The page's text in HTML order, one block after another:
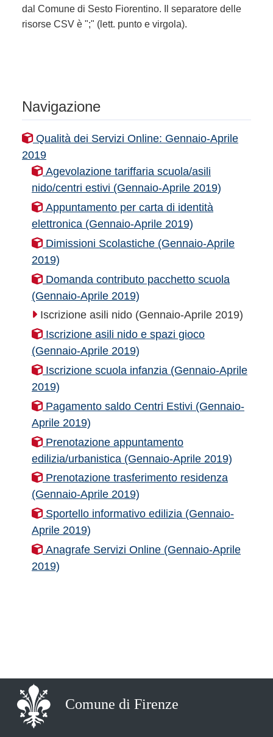
dal Comune di Sesto Fiorentino. Il separatore delle
risorse CSV è ";" (lett. punto e virgola).
Navigazione
Qualità dei Servizi Online: Gennaio-Aprile
2019
Agevolazione tariffaria scuola/asili
nido/centri estivi (Gennaio-Aprile 2019)
Appuntamento per carta di identità
elettronica (Gennaio-Aprile 2019)
Dimissioni Scolastiche (Gennaio-Aprile
2019)
Domanda contributo pacchetto scuola
(Gennaio-Aprile 2019)
Iscrizione asili nido (Gennaio-Aprile 2019)
Iscrizione asili nido e spazi gioco
(Gennaio-Aprile 2019)
Iscrizione scuola infanzia (Gennaio-Aprile
2019)
Pagamento saldo Centri Estivi (Gennaio-
Aprile 2019)
Prenotazione appuntamento
edilizia/urbanistica (Gennaio-Aprile 2019)
Prenotazione trasferimento residenza
(Gennaio-Aprile 2019)
Sportello informativo edilizia (Gennaio-
Aprile 2019)
Anagrafe Servizi Online (Gennaio-Aprile
2019)
Comune di Firenze